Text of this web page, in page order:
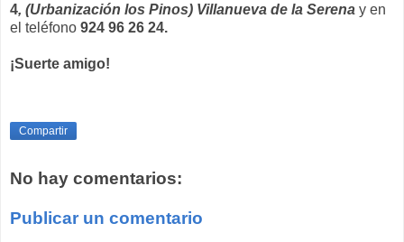
4, (Urbanización los Pinos) Villanueva de la Serena y en
el teléfono 924 96 26 24.
¡Suerte amigo!
Compartir
No hay comentarios:
Publicar un comentario